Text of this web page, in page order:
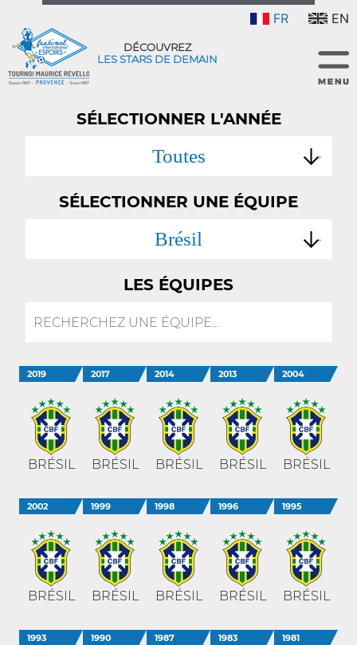
FR EN
DÉCOUVREZ
LES STARS DE DEMAIN
SÉLECTIONNER L'ANNÉE
Toutes
SÉLECTIONNER UNE ÉQUIPE
Brésil
LES ÉQUIPES
2019
BRÉSIL
2017
BRÉSIL
2014
BRÉSIL
2013
BRÉSIL
2004
BRÉSIL
2002
BRÉSIL
1999
BRÉSIL
1998
BRÉSIL
1996
BRÉSIL
1995
BRÉSIL
1993 1990 1987 1983 1981